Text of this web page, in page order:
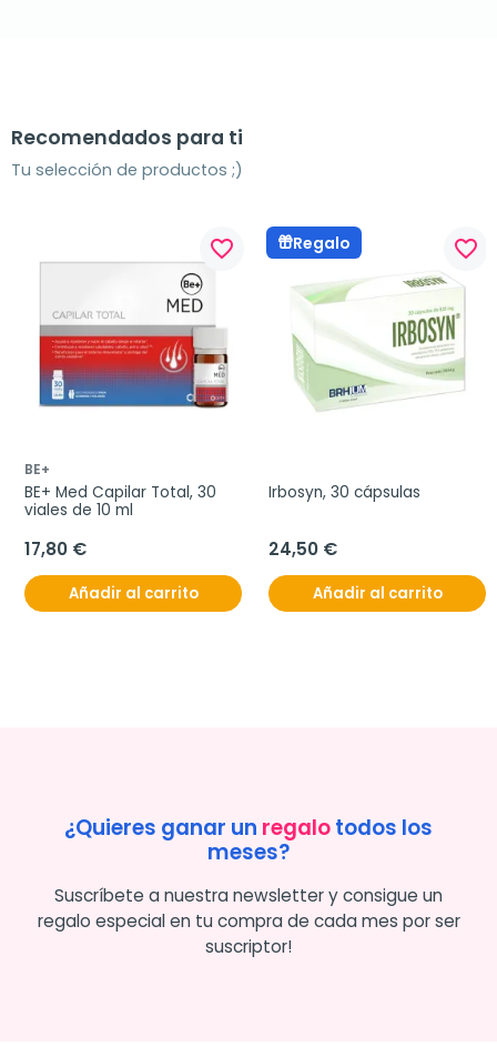
Recomendados para ti
Tu selección de productos ;)
favorite_border
BE+
BE+ Med Capilar Total, 30
viales de 10 ml
17,80 €
Añadir al carrito
Regalo favorite_border
Irbosyn, 30 cápsulas
24,50 €
Añadir al carrito
¿Quieres ganar un regalotodos los
meses?
Suscríbete a nuestra newsletter y consigue un
regalo especial en tu compra de cada mes por ser
suscriptor!